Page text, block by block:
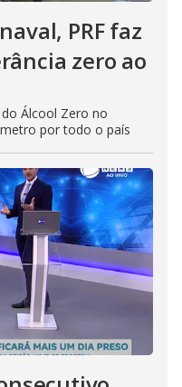
PRF faz
zero ao
Álcool Zero no
por todo o país